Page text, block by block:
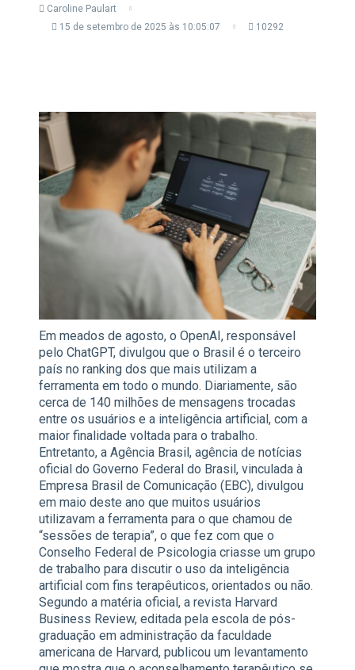
Caroline Paulart
15 de setembro de 2025 às 10:05:07
10292
Em meados de agosto, o OpenAI, responsável
pelo ChatGPT, divulgou que o Brasil é o terceiro
país no ranking dos que mais utilizam a
ferramenta em todo o mundo. Diariamente, são
cerca de 140 milhões de mensagens trocadas
entre os usuários e a inteligência artificial, com a
maior finalidade voltada para o trabalho.
Entretanto, a Agência Brasil, agência de notícias
oficial do Governo Federal do Brasil, vinculada à
Empresa Brasil de Comunicação (EBC), divulgou
em maio deste ano que muitos usuários
utilizavam a ferramenta para o que chamou de
“sessões de terapia”, o que fez com que o
Conselho Federal de Psicologia criasse um grupo
de trabalho para discutir o uso da inteligência
artificial com fins terapêuticos, orientados ou não.
Segundo a matéria oficial, a revista Harvard
Business Review, editada pela escola de pós-
graduação em administração da faculdade
americana de Harvard, publicou um levantamento